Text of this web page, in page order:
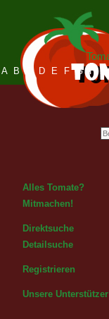
A B C D E F G H I
Alles Tomate?
Mitmachen!
Direktsuche
Detailsuche
Registrieren
Unsere Unterstützer